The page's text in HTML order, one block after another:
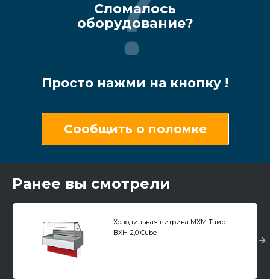
Сломалось
оборудование?
Просто нажми на кнопку !
Сообщить о поломке
Ранее вы смотрели
Холодильная витрина МХМ Таир
ВХН-2,0 Cube